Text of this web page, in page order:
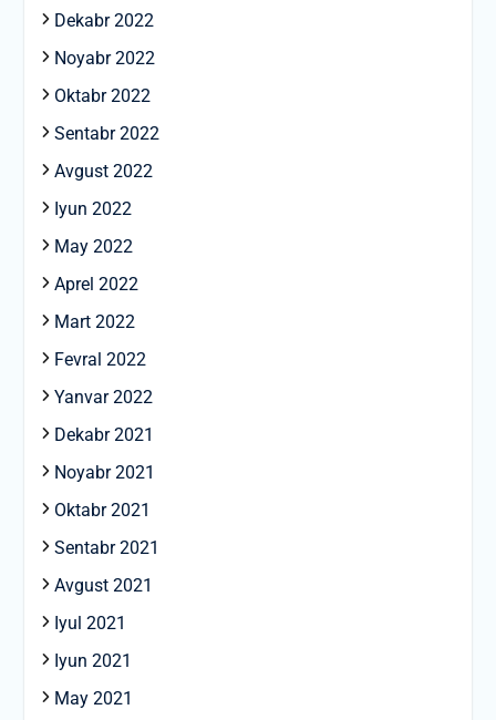
Dekabr 2022
Noyabr 2022
Oktabr 2022
Sentabr 2022
Avgust 2022
Iyun 2022
May 2022
Aprel 2022
Mart 2022
Fevral 2022
Yanvar 2022
Dekabr 2021
Noyabr 2021
Oktabr 2021
Sentabr 2021
Avgust 2021
Iyul 2021
Iyun 2021
May 2021